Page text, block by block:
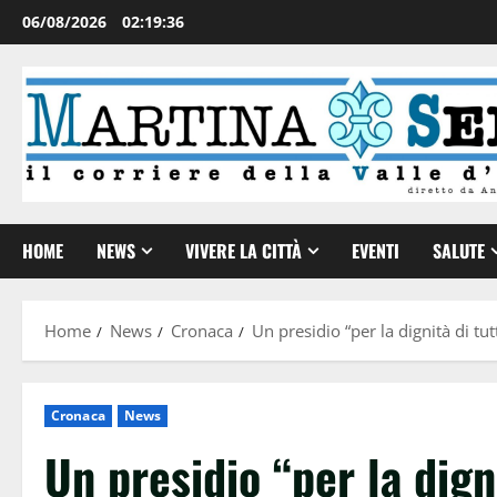
06/08/2026 02:19:37
HOME NEWS VIVERE LA CITTÀ EVENTI SALUTE
Home News Cronaca Un presidio “per la dignità di
Cronaca News
Un presidio “per la